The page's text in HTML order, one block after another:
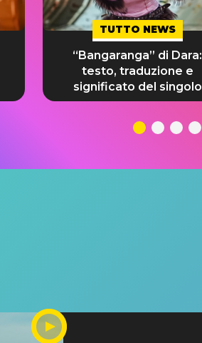
TUTTO NEWS
“Bangaranga” di Dara:
testo, traduzione e
significato del singolo